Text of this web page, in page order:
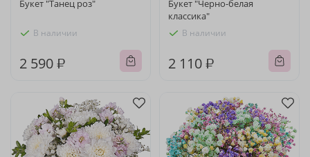
Букет "Танец роз"
В наличии
2 590 ₽
Букет "Черно-белая
классика"
В наличии
2 110 ₽